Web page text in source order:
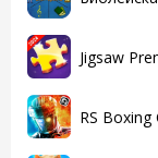
Jigsaw
RS Boxing